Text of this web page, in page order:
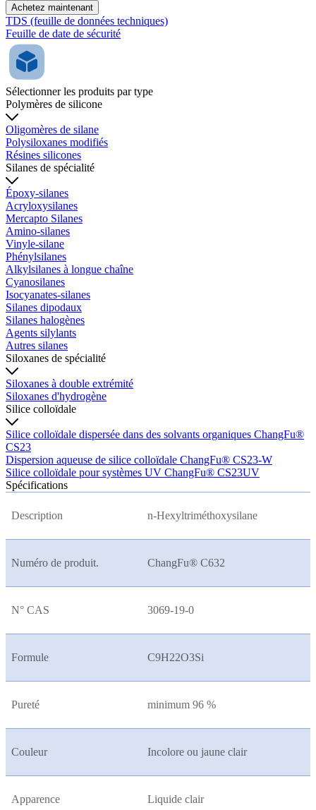
Achetez maintenant
TDS (feuille de données techniques)
Feuille de date de sécurité
Sélectionner les produits par type
Polymères de silicone
Oligomères de silane
Polysiloxanes modifiés
Résines silicones
Silanes de spécialité
Époxy-silanes
Acryloxysilanes
Mercapto Silanes
Amino-silanes
Vinyle-silane
Phénylsilanes
Alkylsilanes à longue chaîne
Cyanosilanes
Isocyanates-silanes
Silanes dipodaux
Silanes halogènes
Agents silylants
Autres silanes
Siloxanes de spécialité
Siloxanes à double extrémité
Siloxanes d'hydrogène
Silice colloïdale
Silice colloïdale dispersée dans des solvants organiques ChangFu®
CS23
Dispersion aqueuse de silice colloïdale ChangFu® CS23-W
Silice colloïdale pour systèmes UV ChangFu® CS23UV
Spécifications
Description n-Hexyltriméthoxysilane
Numéro de produit. ChangFu® C632
N° CAS 3069-19-0
Formule C9H22O3Si
Pureté minimum 96 %
Couleur Incolore ou jaune clair
Apparence Liquide clair